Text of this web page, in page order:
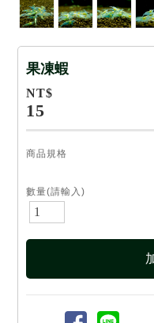
果凍蝦
NT$
15
商品規格
數量(請輸入)